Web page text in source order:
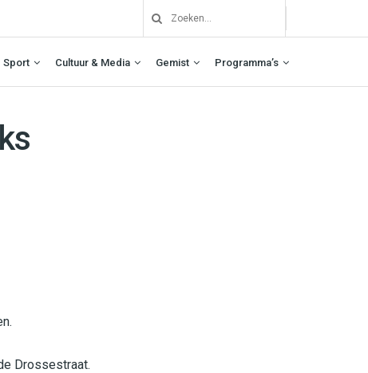
Sport Cultuur & Media Gemist Programma’s
Drossestraat.